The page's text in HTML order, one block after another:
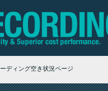
ディング空き状況ページ